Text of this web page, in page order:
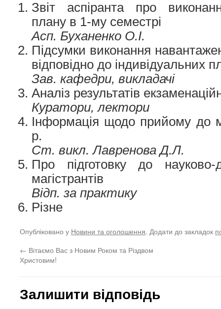
Звіт аспіранта про
плану в 1-му семестрі
Асп. Буханенко О.І.
Підсумки виконання
відповідно до індивідуальних
Зав. кафедри, викладачі
Аналіз результатів
Куратори, лектори
Інформація щодо прийому до
р.
Ст. викл. Лавренова Д.Л.
Про підготовку до науково-
магістрантів
Відп. за практику
Різне
Опубліковано у Новини та оголошення. Додати до закладок
← Вітаємо Вас з Новим Роком та Різдвом
Христовим!
Залишити відповідь